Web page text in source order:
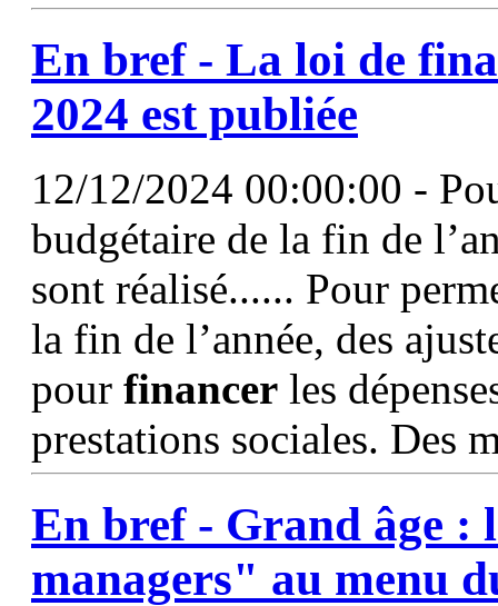
En bref - La loi de
2024 est publiée
12/12/2024 00:00:00 -
budgétaire de la fin de
sont réalisé...... Pour
la fin de l’année, des
pour financer les
prestations sociales. Des
En bref - Grand âge :
managers" au menu